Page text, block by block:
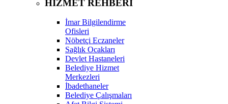
HİZMET REHBERİ
İmar Bilgilendirme
Ofisleri
Nöbetçi Eczaneler
Sağlık Ocakları
Devlet Hastaneleri
Belediye Hizmet
Merkezleri
İbadethaneler
Belediye Çalışmaları